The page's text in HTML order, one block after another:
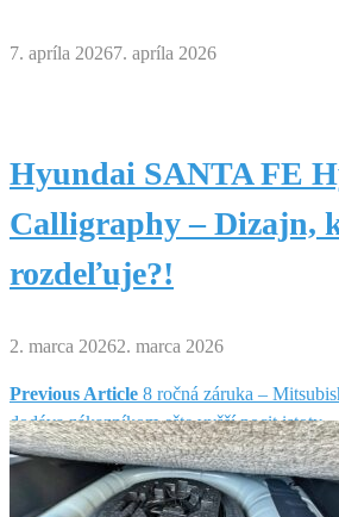
7. apríla 20267. apríla 2026
Hyundai SANTA FE
Calligraphy – Dizajn,
rozdeľuje?!
2. marca 20262. marca 2026
Navigácia
v
Previous Article 8 ročná záruka –
dodáva zákazníkom ešte vyšší pocit istoty
Next Article Renault Megane
elegantným dizajnom a novým dieselovým